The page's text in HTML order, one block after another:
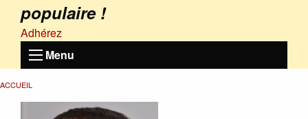
populaire !
Adhérez
Menu
ACCUEIL